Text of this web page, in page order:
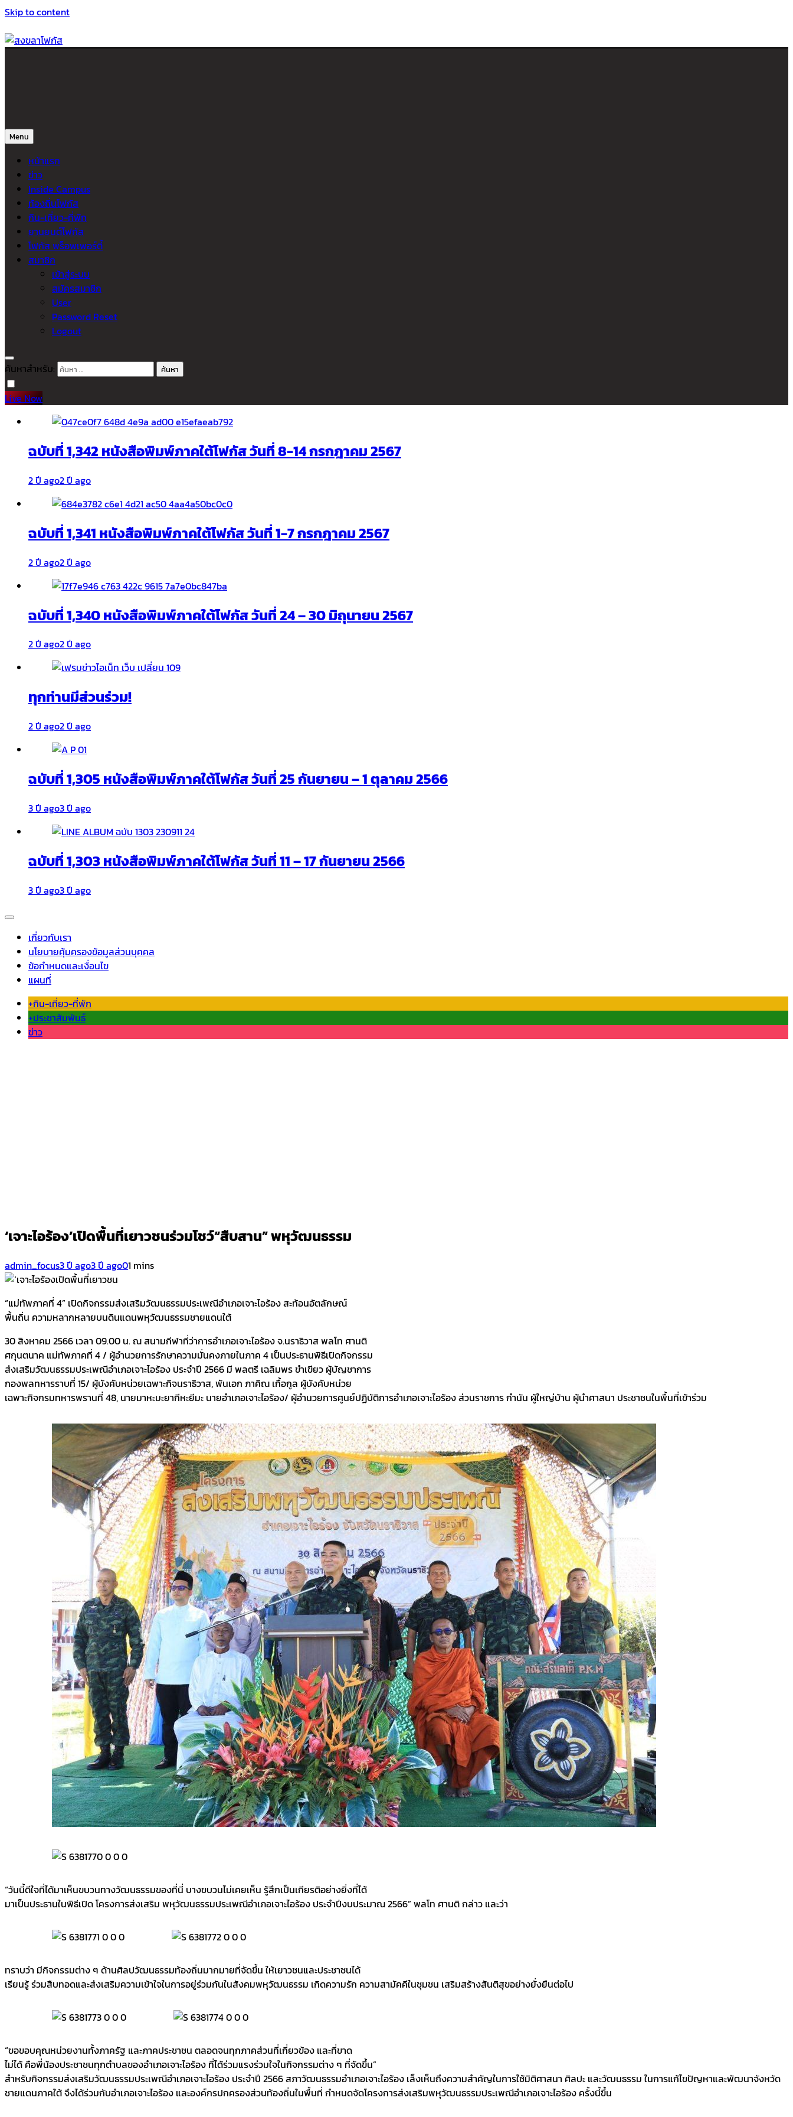
Skip to content
Menu
หน้าแรก
ข่าว
Inside Campus
ท้องถิ่นโฟกัส
กิน-เที่ยว-ที่พัก
ยานยนต์โฟกัส
โฟกัส พร็อพเพอร์ตี้
สมาชิก
เข้าสู่ระบบ
สมัครสมาชิก
User
Password Reset
Logout
ค้นหาสำหรับ:
Live Now
ฉบับที่ 1,342 หนังสือพิมพ์ภาคใต้โฟกัส วันที่ 8-14 กรกฎาคม 2567
2 ปี ago2 ปี ago
ฉบับที่ 1,341 หนังสือพิมพ์ภาคใต้โฟกัส วันที่ 1-7 กรกฎาคม 2567
2 ปี ago2 ปี ago
ฉบับที่ 1,340 หนังสือพิมพ์ภาคใต้โฟกัส วันที่ 24 – 30 มิถุนายน 2567
2 ปี ago2 ปี ago
ทุกท่านมีส่วนร่วม!
2 ปี ago2 ปี ago
ฉบับที่ 1,305 หนังสือพิมพ์ภาคใต้โฟกัส วันที่ 25 กันยายน – 1 ตุลาคม 2566
3 ปี ago3 ปี ago
ฉบับที่ 1,303 หนังสือพิมพ์ภาคใต้โฟกัส วันที่ 11 – 17 กันยายน 2566
3 ปี ago3 ปี ago
เกี่ยวกับเรา
นโยบายคุ้มครองข้อมูลส่วนบุคคล
ข้อกำหนดและเงื่อนไข
แผนที่
+กิน-เที่ยว-ที่พัก
+ประชาสัมพันธ์
ข่าว
‘เจาะไอร้อง’เปิดพื้นที่เยาวชนร่วมโชว์“สืบสาน” พหุวัฒนธรรม
admin_focus3 ปี ago3 ปี ago01 mins
“แม่ทัพภาคที่ 4”​ เปิดกิจกรรมส่งเสริมวัฒนธรรมประเพณีอำเภอเจาะไอร้อง สะท้อนอัตลักษณ์
พื้นถิ่น ความหลากหลายบนดินแดนพหุวัฒนธรรมชายแดนใต้
30 สิงหาคม 2566 เวลา 09.00 น. ณ สนามกีฬาที่ว่าการอำเภอเจาะไอร้อง จ.นราธิวาส พลโท ศานติ
ศกุนตนาค แม่ทัพภาคที่ 4 / ผู้อำนวยการรักษาความมั่นคงภายในภาค 4 เป็นประธานพิธีเปิดกิจกรรม
ส่งเสริมวัฒนธรรมประเพณีอำเภอเจาะไอร้อง ประจำปี 2566 มี พลตรี เฉลิมพร ขำเขียว ผู้บัญชาการ
กองพลทหารราบที่ 15/ ผู้บังคับหน่วยเฉพาะกิจนราธิวาส, พันเอก ภาคิณ เกื้อกูล ผู้บังคับหน่วย
เฉพาะกิจกรมทหารพรานที่ 48, นายมาหะมะยากีหะยีมะ นายอำเภอเจาะไอร้อง/ ผู้อำนวยการศูนย์ปฏิบัติการอำเภอเจาะไอร้อง ส่วนราชการ กำนัน ผู้ใหญ่บ้าน ผู้นำศาสนา ประชาชนในพื้นที่เข้าร่วม
“วันนี้ดีใจที่ได้มาเห็นขบวนทางวัฒนธรรมของที่นี่ บางขบวนไม่เคยเห็น รู้สึกเป็นเกียรติอย่างยิ่งที่ได้
มาเป็นประธานในพิธีเปิด โครงการส่งเสริม พหุวัฒนธรรมประเพณีอำเภอเจาะไอร้อง ประจำปีงบประมาณ 2566” พลโท ศานติ กล่าว และว่า
ทราบว่า มีกิจกรรมต่าง ๆ ด้านศิลปวัฒนธรรมท้องถิ่นมากมายที่จัดขึ้น ให้เยาวชนและประชาชนได้
เรียนรู้ ร่วมสืบทอดและส่งเสริมความเข้าใจในการอยู่ร่วมกันในสังคมพหุวัฒนธรรม เกิดความรัก ความสามัคคีในชุมชน เสริมสร้างสันติสุขอย่างยั่งยืนต่อไป
“ขอขอบคุณหน่วยงานทั้งภาครัฐ และภาคประชาชน ตลอดจนทุกภาคส่วนที่เกี่ยวข้อง และที่ขาด
ไม่ได้ คือพี่น้องประชาชนทุกตำบลของอำเภอเจาะไอร้อง ที่ได้ร่วมแรงร่วมใจในกิจกรรมต่าง ๆ ที่จัดขึ้น”​
สำหรับกิจกรรมส่งเสริมวัฒนธรรมประเพณีอำเภอเจาะไอร้อง ประจำปี 2566 สภาวัฒนธรรมอำเภอเจาะไอร้อง เล็งเห็นถึงความสำคัญในการใช้มิติศาสนา ศิลปะ และวัฒนธรรม ในการแก้ไขปัญหาและพัฒนาจังหวัด
ชายแดนภาคใต้ จึงได้ร่วมกับอำเภอเจาะไอร้อง และองค์กรปกครองส่วนท้องถิ่นในพื้นที่ กำหนดจัดโครงการส่งเสริมพหุวัฒนธรรมประเพณีอำเภอเจาะไอร้อง ครั้งนี้ขึ้น